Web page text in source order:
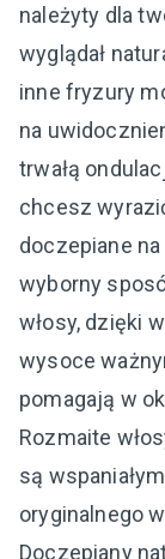
należyty dla
wyglądał
inne fryzury
na
trwałą
chcesz
doczepiane
wyborny
włosy, dzięki
wysoce
pomagają w
Rozmaite
są
oryginalnego
Doczepiany